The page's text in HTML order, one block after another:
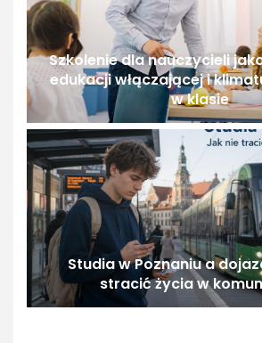
Szkolenie dla nauczycieli
edukacji włączającej i
w klasie
Studia w Poznaniu a
stracić życia w